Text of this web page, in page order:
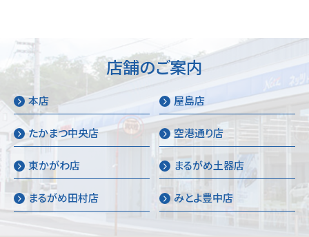
店舗のご案内
本店 屋島店
たかまつ中央店 空港通り店
東かがわ店 まるがめ土器店
まるがめ田村店 みとよ豊中店